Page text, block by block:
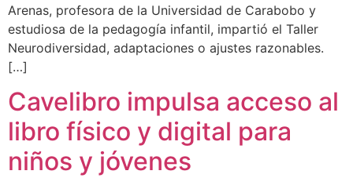
Arenas, profesora de la Universidad de Carabobo y
estudiosa de la pedagogía infantil, impartió el Taller
Neurodiversidad, adaptaciones o ajustes razonables.
[…]
Cavelibro impulsa acceso al
libro físico y digital para
niños y jóvenes